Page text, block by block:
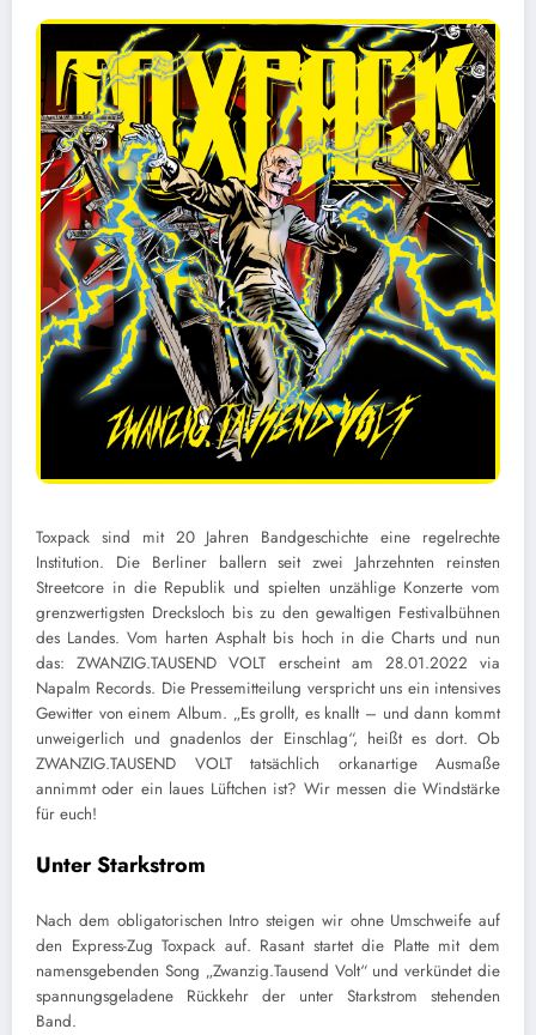
Toxpack sind mit 20 Jahren Bandgeschichte eine regelrechte
Institution. Die Berliner ballern seit zwei Jahrzehnten reinsten
Streetcore in die Republik und spielten unzählige Konzerte vom
grenzwertigsten Drecksloch bis zu den gewaltigen Festivalbühnen
des Landes. Vom harten Asphalt bis hoch in die Charts und nun
das: ZWANZIG.TAUSEND VOLT erscheint am 28.01.2022 via
Napalm Records. Die Pressemitteilung verspricht uns ein intensives
Gewitter von einem Album. „Es grollt, es knallt – und dann kommt
unweigerlich und gnadenlos der Einschlag“, heißt es dort. Ob
ZWANZIG.TAUSEND VOLT tatsächlich orkanartige Ausmaße
annimmt oder ein laues Lüftchen ist? Wir messen die Windstärke
für euch!
Unter Starkstrom
Nach dem obligatorischen Intro steigen wir ohne Umschweife auf
den Express-Zug Toxpack auf. Rasant startet die Platte mit dem
namensgebenden Song „Zwanzig.Tausend Volt“ und verkündet die
spannungsgeladene Rückkehr der unter Starkstrom stehenden
Band.